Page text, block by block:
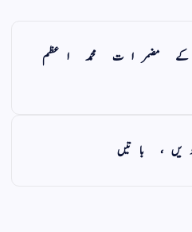
مضمرات محمد اعظم
باتیں